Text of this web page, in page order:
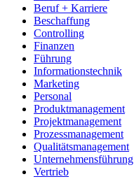
Beruf + Karriere
Beschaffung
Controlling
Finanzen
Führung
Informationstechnik
Marketing
Personal
Produktmanagement
Projektmanagement
Prozessmanagement
Qualitätsmanagement
Unternehmensführung
Vertrieb